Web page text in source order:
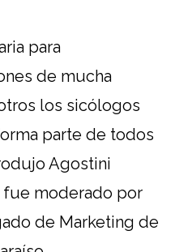
para
de mucha
los sicólogos
parte de todos
Agostini
moderado por
de Marketing de